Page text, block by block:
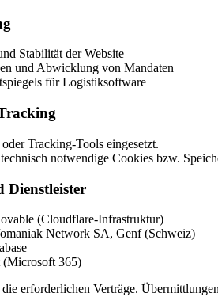
Stabilität der Website
und Abwicklung von Mandaten
für Logistiksoftware
Tracking-Tools eingesetzt.
notwendige Cookies bzw.
Dienstleister
(Cloudflare-Infrastruktur)
Network SA, Genf (Schweiz)
365)
erforderlichen Verträge.